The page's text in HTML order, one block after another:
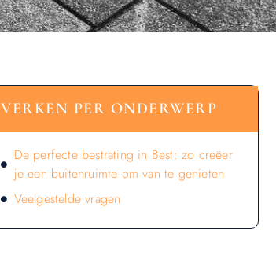
VERKEN PER ONDERWERP
De perfecte bestrating in Best: zo creëer
je een buitenruimte om van te genieten
Veelgestelde vragen